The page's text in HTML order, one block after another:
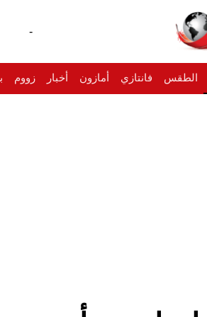
-
الطقس فانتازي أمازون أخبار زووم